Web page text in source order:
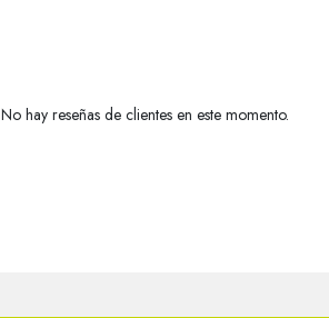
No hay reseñas de clientes en este momento.